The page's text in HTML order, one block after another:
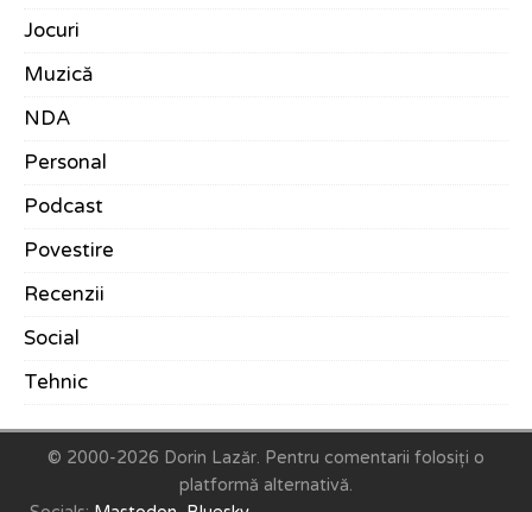
Jocuri
Muzică
NDA
Personal
Podcast
Povestire
Recenzii
Social
Tehnic
© 2000-2026 Dorin Lazăr. Pentru comentarii folosiți o
platformă alternativă.